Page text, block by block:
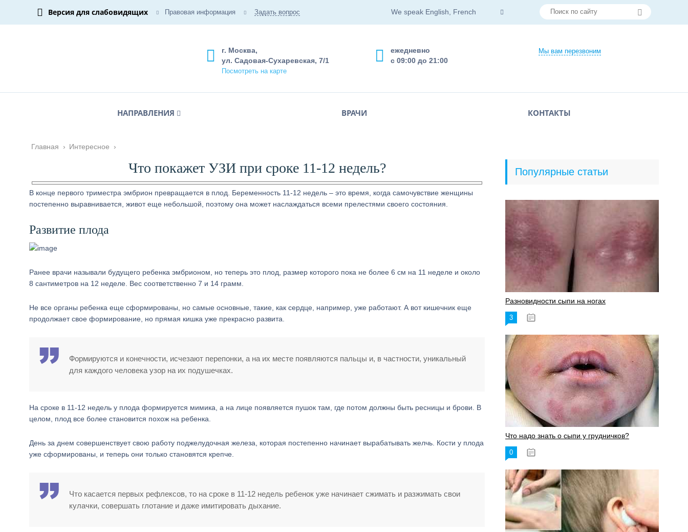
Версия для слабовидящих Правовая информация Задать вопрос We speak English, French
Мы вам перезвоним
ежедневно
с 09:00 до 21:00
г. Москва,
ул. Садовая-Сухаревская, 7/1
Посмотреть на карте
НАПРАВЛЕНИЯ ВРАЧИ КОНТАКТЫ
Главная › Интересное ›
Что покажет УЗИ при сроке 11-12 недель?
В конце первого триместра эмбрион превращается в плод. Беременность 11-12 недель – это время, когда самочувствие женщины
постепенно выравнивается, живот еще небольшой, поэтому она может наслаждаться всеми прелестями своего состояния.
Развитие плода
Ранее врачи называли будущего ребенка эмбрионом, но теперь это плод, размер которого пока не более 6 см на 11 неделе и около
8 сантиметров на 12 неделе. Вес соответственно 7 и 14 грамм.
Не все органы ребенка еще сформированы, но самые основные, такие, как сердце, например, уже работают. А вот кишечник еще
продолжает свое формирование, но прямая кишка уже прекрасно развита.
Формируются и конечности, исчезают перепонки, а на их месте появляются пальцы и, в частности, уникальный
для каждого человека узор на их подушечках.
На сроке в 11-12 недель у плода формируется мимика, а на лице появляется пушок там, где потом должны быть ресницы и брови. В
целом, плод все более становится похож на ребенка.
День за днем совершенствует свою работу поджелудочная железа, которая постепенно начинает вырабатывать желчь. Кости у плода
уже сформированы, и теперь они только становятся крепче.
Что касается первых рефлексов, то на сроке в 11-12 недель ребенок уже начинает сжимать и разжимать свои
кулачки, совершать глотание и даже имитировать дыхание.
Популярные статьи
Разновидности сыпи на ногах
3
Что надо знать о сыпи у грудничков?
0